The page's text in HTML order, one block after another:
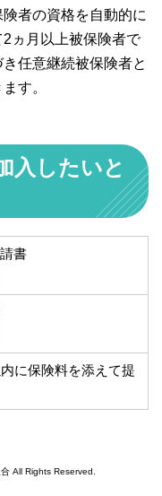
者の資格を自動的に
ヵ月以上被保険者で
任意継続被保険者と
す。
入したいと
書
に保険料を添えて提
All Rights Reserved.